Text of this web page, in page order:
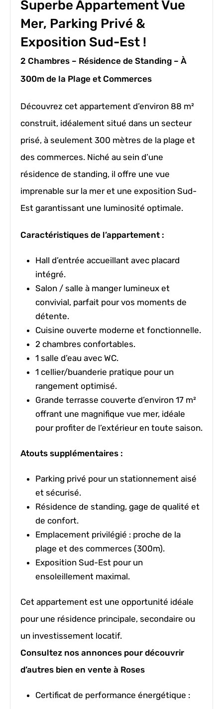
Superbe Appartement Vue
Mer, Parking Privé &
Exposition Sud-Est !
2 Chambres – Résidence de Standing – À
300m de la Plage et Commerces
Découvrez cet appartement d’environ 88 m²
construit, idéalement situé dans un secteur
prisé, à seulement 300 mètres de la plage et
des commerces. Niché au sein d’une
résidence de standing, il offre une vue
imprenable sur la mer et une exposition Sud-
Est garantissant une luminosité optimale.
Caractéristiques de l’appartement :
Hall d’entrée accueillant avec placard
intégré.
Salon / salle à manger lumineux et
convivial, parfait pour vos moments de
détente.
Cuisine ouverte moderne et fonctionnelle.
2 chambres confortables.
1 salle d’eau avec WC.
1 cellier/buanderie pratique pour un
rangement optimisé.
Grande terrasse couverte d’environ 17 m²
offrant une magnifique vue mer, idéale
pour profiter de l’extérieur en toute saison.
Atouts supplémentaires :
Parking privé pour un stationnement aisé
et sécurisé.
Résidence de standing, gage de qualité et
de confort.
Emplacement privilégié : proche de la
plage et des commerces (300m).
Exposition Sud-Est pour un
ensoleillement maximal.
Cet appartement est une opportunité idéale
pour une résidence principale, secondaire ou
un investissement locatif.
Consultez nos annonces pour découvrir
d’autres bien en vente à Roses
Certificat de performance énergétique :